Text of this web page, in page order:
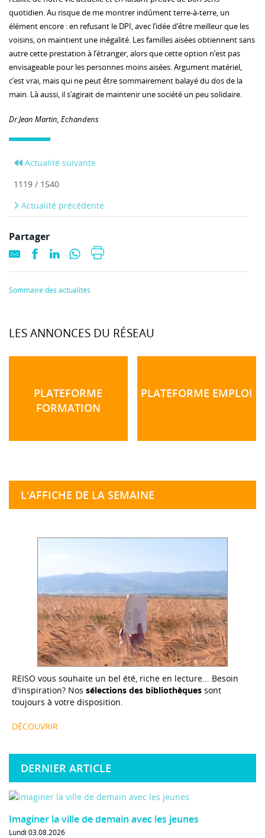
quotidien. Au risque de me montrer indûment terre-à-terre, un
élément encore : en refusant le DPI, avec l’idée d’être meilleur que les
voisins, on maintient une inégalité. Les familles aisées obtiennent sans
autre cette prestation à l’étranger, alors que cette option n’est pas
envisageable pour les personnes moins aisées. Argument matériel,
c’est vrai, mais qui ne peut être sommairement balayé du dos de la
main. Là aussi, il s’agirait de maintenir une société un peu solidaire.
Dr Jean Martin, Echandens
Actualité suivante
1119 / 1540
Actualité précédente
Partager
Sommaire des actualités
LES ANNONCES DU RÉSEAU
PLATEFORME
FORMATION
PLATEFORME EMPLOI
L'AFFICHE DE LA SEMAINE
REISO vous souhaite un bel été, riche en lecture... Besoin
d'inspiration? Nos sélections des bibliothèques sont
toujours à votre disposition.
DÉCOUVRIR
DERNIER ARTICLE
Imaginer la ville de demain avec les jeunes
Lundi 03.08.2026